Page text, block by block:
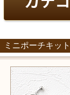
ミニポーチキッ